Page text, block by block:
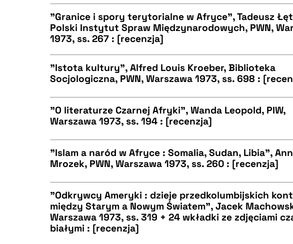
BIBTEX
CZYSTY TEKST
BIBTEX
"Granice i spory terytorialne w Afryce", Tadeusz
Polski Instytut Spraw Międzynarodowych, PWN,
1973, ss. 267 : [recenzja]
BIBTEX
"Istota kultury", Alfred Louis Kroeber, Biblioteka
Socjologiczna, PWN, Warszawa 1973, ss. 698 :
BIBTEX
"O literaturze Czarnej Afryki", Wanda Leopold, PIW,
Warszawa 1973, ss. 194 : [recenzja]
BIBTEX
"Islam a naród w Afryce : Somalia, Sudan, Libia",
Mrozek, PWN, Warszawa 1973, ss. 260 : [recenzja]
CZYSTY TEKST
"Odkrywcy Ameryki : dzieje przedkolumbijskich
między Starym a Nowym Światem", Jacek
Warszawa 1973, ss. 319 + 24 wkładki ze zdjęciami
białymi : [recenzja]